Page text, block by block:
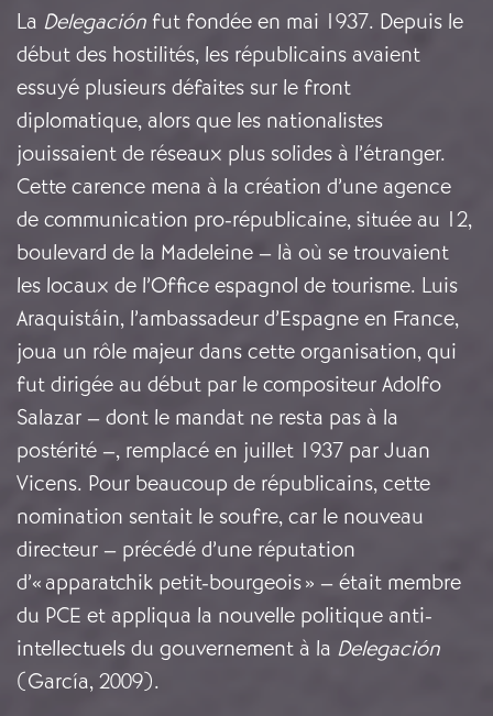
La Delegación fut fondée en mai 1937. Depuis le
début des hostilités, les républicains avaient
essuyé plusieurs défaites sur le front
diplomatique, alors que les nationalistes
jouissaient de réseaux plus solides à l’étranger.
Cette carence mena à la création d’une agence
de communication pro-républicaine, située au 12,
boulevard de la Madeleine – là où se trouvaient
les locaux de l’Office espagnol de tourisme. Luis
Araquistáin, l’ambassadeur d’Espagne en France,
joua un rôle majeur dans cette organisation, qui
fut dirigée au début par le compositeur Adolfo
Salazar – dont le mandat ne resta pas à la
postérité –, remplacé en juillet 1937 par Juan
Vicens. Pour beaucoup de républicains, cette
nomination sentait le soufre, car le nouveau
directeur – précédé d’une réputation
d’« apparatchik petit-bourgeois » – était membre
du PCE et appliqua la nouvelle politique anti-
intellectuels du gouvernement à la Delegación
(García, 2009).